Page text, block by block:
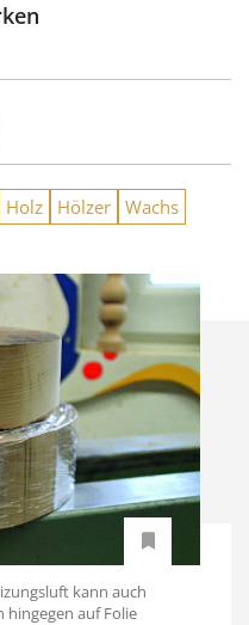
Holz Hölzer Wachs
kann auch
hingegen auf Folie